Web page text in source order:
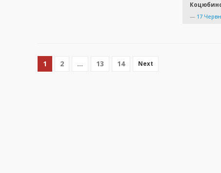
— 17
1 2 … 13 14 Next